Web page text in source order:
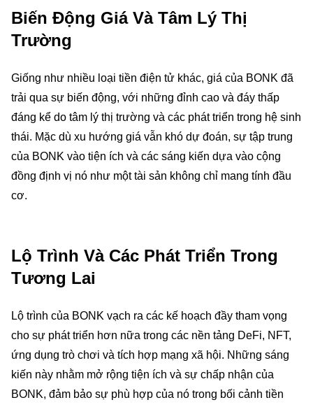
Biến Động Giá Và Tâm Lý Thị
Trường
Giống như nhiều loại tiền điện tử khác, giá của BONK đã
trải qua sự biến động, với những đỉnh cao và đáy thấp
đáng kể do tâm lý thị trường và các phát triển trong hệ sinh
thái. Mặc dù xu hướng giá vẫn khó dự đoán, sự tập trung
của BONK vào tiện ích và các sáng kiến dựa vào cộng
đồng định vị nó như một tài sản không chỉ mang tính đầu
cơ.
Lộ Trình Và Các Phát Triển Trong
Tương Lai
Lộ trình của BONK vạch ra các kế hoạch đầy tham vọng
cho sự phát triển hơn nữa trong các nền tảng DeFi, NFT,
ứng dụng trò chơi và tích hợp mạng xã hội. Những sáng
kiến này nhằm mở rộng tiện ích và sự chấp nhận của
BONK, đảm bảo sự phù hợp của nó trong bối cảnh tiền